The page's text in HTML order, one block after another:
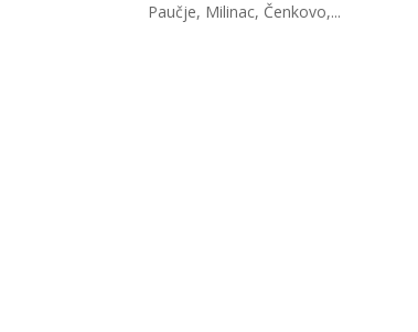
Paučje, Milinac, Čenkovo,...